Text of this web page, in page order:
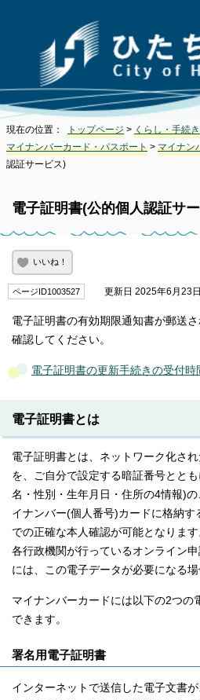
現在の位置： トップページ > くらし・手続き
マイナンバーカード・パスポート > マイナン
認証サービス)
電子証明書(公的個人認証サ
いいね！
ページID1003527 更新日 2025年6月23日
電子証明書の有効期限通知書が郵送
確認してください。
電子証明書の更新手続きの受付時
電子証明書とは
電子証明書とは、ネットワーク化さ
を、ご自分で設定する暗証番号とと
名・性別・生年月日・住所の4情報)
イナンバー(個人番号)カードに格納
での正確な本人確認が可能となります
各行政機関が行っているオンライン
には、この電子データが必要になる場
マイナンバーカードには以下の2つの
できます。
署名用電子証明書
インターネットで送信した電子文書